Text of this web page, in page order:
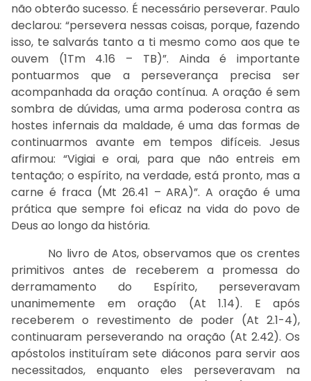
não obterão sucesso. É necessário perseverar. Paulo
declarou: “persevera nessas coisas, porque, fazendo
isso, te salvarás tanto a ti mesmo como aos que te
ouvem (1Tm 4.16 – TB)”. Ainda é importante
pontuarmos que a perseverança precisa ser
acompanhada da oração contínua. A oração é sem
sombra de dúvidas, uma arma poderosa contra as
hostes infernais da maldade, é uma das formas de
continuarmos avante em tempos difíceis. Jesus
afirmou: “Vigiai e orai, para que não entreis em
tentação; o espírito, na verdade, está pronto, mas a
carne é fraca (Mt 26.41 – ARA)”. A oração é uma
prática que sempre foi eficaz na vida do povo de
Deus ao longo da história.
No livro de Atos, observamos que os crentes
primitivos antes de receberem a promessa do
derramamento do Espírito, perseveravam
unanimemente em oração (At 1.14). E após
receberem o revestimento de poder (At 2.1-4),
continuaram perseverando na oração (At 2.42). Os
apóstolos instituíram sete diáconos para servir aos
necessitados, enquanto eles perseveravam na